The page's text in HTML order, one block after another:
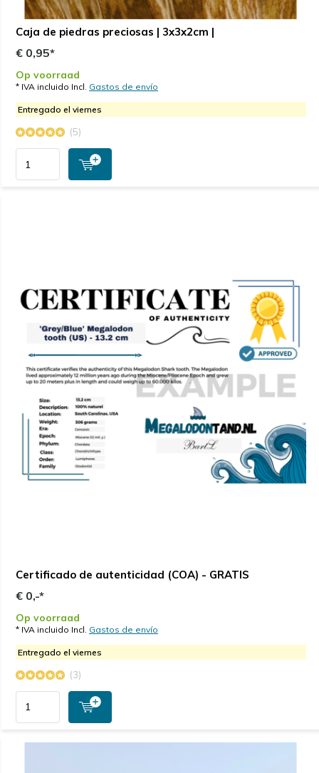
Caja de piedras preciosas | 3x3x2cm |
€ 0,95*
Op voorraad
* IVA incluido Incl. Gastos de envío
Entregado el viernes
(5)
Certificado de autenticidad (COA) - GRATIS
€ 0,-*
Op voorraad
* IVA incluido Incl. Gastos de envío
Entregado el viernes
(3)